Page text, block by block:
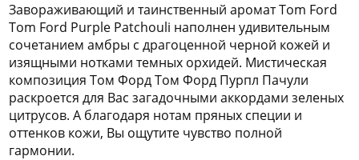
Завораживающий и таинственный аромат Tom Ford
Tom Ford Purple Patchouli наполнен удивительным
сочетанием амбры с драгоценной черной кожей и
изящными нотками темных орхидей. Мистическая
композиция Том Форд Том Форд Пурпл Пачули
раскроется для Вас загадочными аккордами зеленых
цитрусов. А благодаря нотам пряных специи и
оттенков кожи, Вы ощутите чувство полной
гармонии.